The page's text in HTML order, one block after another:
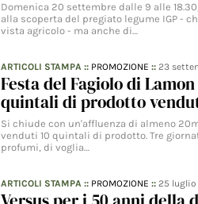
Domenica 20 settembre dalle 9 alle
alla scoperta del pregiato legume IGP -
vista agricolo - ma anche di…
ARTICOLI STAMPA :: PROMOZIONE ::23
Festa del Fagiolo di
quintali di prodotto
Si chiude con un'affluenza di almeno
venduti 10 quintali di prodotto. Tre
profumi, di voglia…
ARTICOLI STAMPA :: PROMOZIONE ::25 luglio